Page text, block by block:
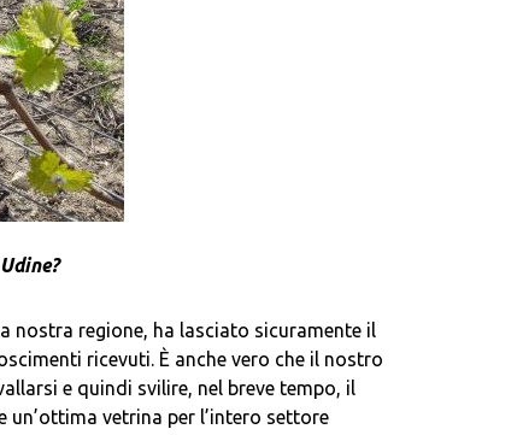
nostra regione, ha lasciato sicuramente il
ricevuti. È anche vero che il nostro
e quindi svilire, nel breve tempo, il
vetrina per l’intero settore